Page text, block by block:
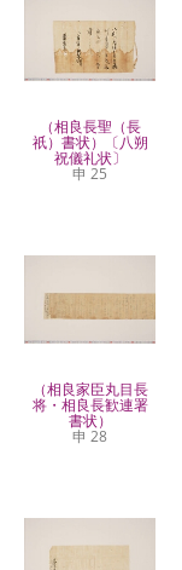
（相良長聖（長
祇）書状）〔八朔
祝儀礼状〕
申 25
（相良家臣丸目長
将・相良長歓連署
書状）
申 28